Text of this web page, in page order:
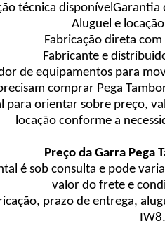
técnica
Aluguel e
Fabricação direta
Fabricante e
de equipamentos para
comprar Pega
para orientar sobre preço,
locação conforme a
Preço da Garra Pega
é sob consulta e pode
valor do frete e
prazo de entrega,
IW8.